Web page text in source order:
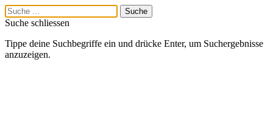
Suche schliessen
Tippe deine Suchbegriffe ein und drücke Enter, um Suchergebnisse
anzuzeigen.